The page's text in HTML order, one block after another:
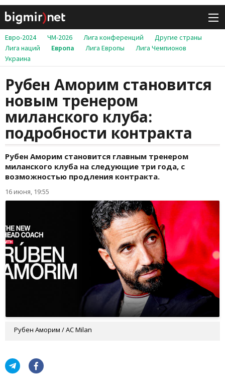
Евро-2024 ЧМ-2026 Лига конференций
Другие страны
Лига наций
Европа Лига Европы
Лига Чемпионов
Украина
Рубен Аморим становится
новым тренером
миланского клуба:
подробности контракта
Рубен Аморим становится главным тренером
миланского клуба на следующие три года, с
возможностью продления контракта.
16 июня, 19:55
Рубен Аморим / AC Milan